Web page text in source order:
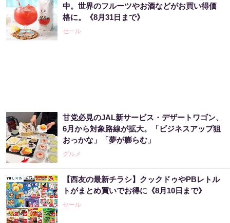
中。世界のフルーツやお酒などがお買い得価
格に。《8月31日まで》
セール
甘党必見のJAL新サービス・デザートワゴン、
6月から対象路線が拡大。「ビジネスアップ狙
おっかな」「夢が膨らむ」
グルメ
【西友の最新チラシ】クックドゥやPBレトル
トがまとめ買いでお得に《8月10日まで》
セール